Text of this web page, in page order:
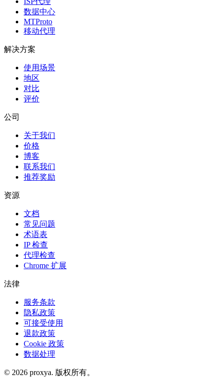
数据中心
MTProto
移动代理
解决方案
使用场景
地区
对比
评价
公司
关于我们
价格
博客
联系我们
推荐奖励
资源
文档
常见问题
术语表
IP 检查
代理检查
Chrome 扩展
法律
服务条款
隐私政策
可接受使用
退款政策
Cookie 政策
数据处理
© 2026 proxya. 版权所有。